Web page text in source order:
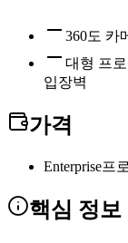
360도 카
대형 프
입장벽
가격
Enterprise프
핵심 정보